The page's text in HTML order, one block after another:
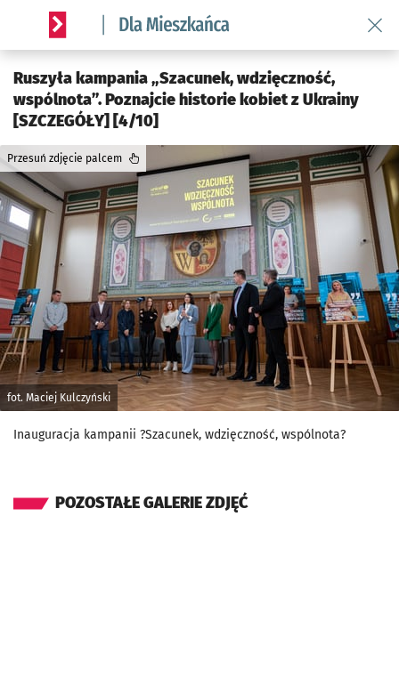
Serwis informacyjny wroclaw.pl podserwis: Dla mieszkańca
Ruszyła kampania „Szacunek, wdzięczność,
wspólnota”. Poznajcie historie kobiet z Ukrainy
[SZCZEGÓŁY] [4/10]
fot. Maciej Kulczyński
Przesuń zdjęcie palcem
Inauguracja kampanii ?Szacunek, wdzięczność, wspólnota?
POZOSTAŁE GALERIE ZDJĘĆ